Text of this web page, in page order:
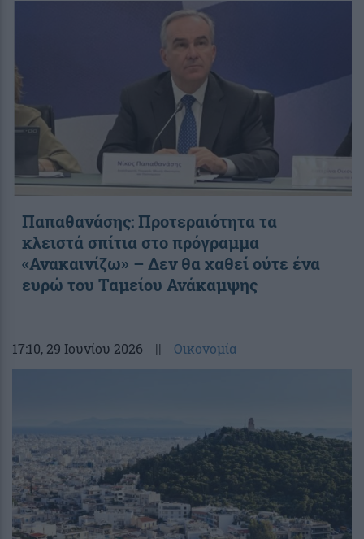
Παπαθανάσης: Προτεραιότητα τα
κλειστά σπίτια στο πρόγραμμα
«Ανακαινίζω» – Δεν θα χαθεί ούτε ένα
ευρώ του Ταμείου Ανάκαμψης
17:10, 29 Ιουνίου 2026 || Οικονομία